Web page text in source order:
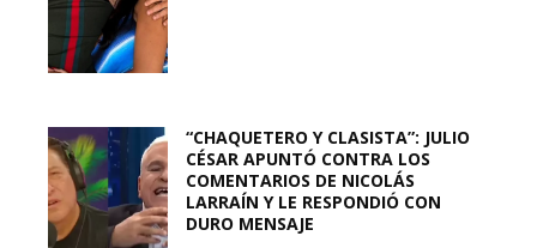
“CHAQUETERO Y CLASISTA”: JULIO
CÉSAR APUNTÓ CONTRA LOS
COMENTARIOS DE NICOLÁS
LARRAÍN Y LE RESPONDIÓ CON
DURO MENSAJE